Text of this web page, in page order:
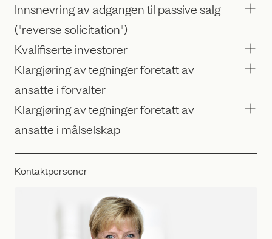
Innsnevring av adgangen til passive salg
("reverse solicitation")
Kvalifiserte investorer
Klargjøring av tegninger foretatt av
ansatte i forvalter
Klargjøring av tegninger foretatt av
ansatte i målselskap
Kontaktpersoner